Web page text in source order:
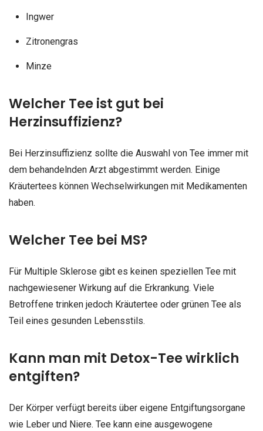
Ingwer
Zitronengras
Minze
Welcher Tee ist gut bei
Herzinsuffizienz?
Bei Herzinsuffizienz sollte die Auswahl von Tee immer mit
dem behandelnden Arzt abgestimmt werden. Einige
Kräutertees können Wechselwirkungen mit Medikamenten
haben.
Welcher Tee bei MS?
Für Multiple Sklerose gibt es keinen speziellen Tee mit
nachgewiesener Wirkung auf die Erkrankung. Viele
Betroffene trinken jedoch Kräutertee oder grünen Tee als
Teil eines gesunden Lebensstils.
Kann man mit Detox-Tee wirklich
entgiften?
Der Körper verfügt bereits über eigene Entgiftungsorgane
wie Leber und Niere. Tee kann eine ausgewogene